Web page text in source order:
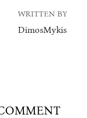
WRITTEN BY
DimosMykis